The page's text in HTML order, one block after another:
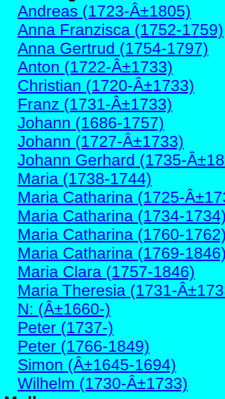
Andreas (1723-Â±1805)
Anna Franzisca (1752-1759)
Anna Gertrud (1754-1797)
Anton (1722-Â±1733)
Christian (1720-Â±1733)
Franz (1731-Â±1733)
Johann (1686-1757)
Johann (1727-Â±1733)
Johann Gerhard (1735-
Maria (1738-1744)
Maria Catharina (1725-
Maria Catharina (1734-
Maria Catharina (1760-
Maria Catharina (1769-
Maria Clara (1757-1846)
Maria Theresia (1731-
N: (Â±1660-)
Peter (1737-)
Peter (1766-1849)
Simon (Â±1645-1694)
Wilhelm (1730-Â±1733)